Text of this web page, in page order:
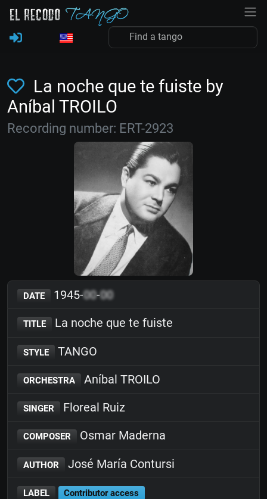
La noche que te fuiste by
Aníbal TROILO
Recording number: ERT-2923
DATE 1945-00-00
TITLE La noche que te fuiste
STYLE TANGO
ORCHESTRA Aníbal TROILO
SINGER Floreal Ruiz
COMPOSER Osmar Maderna
AUTHOR José María Contursi
LABEL Contributor access